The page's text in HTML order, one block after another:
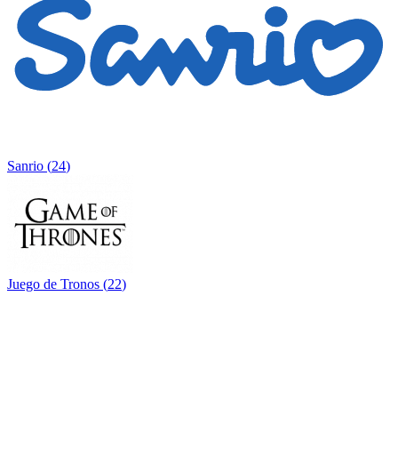
Sanrio (24)
Juego de Tronos (22)